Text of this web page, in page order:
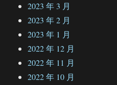
2023 年 3 月
2023 年 2 月
2023 年 1 月
2022 年 12 月
2022 年 11 月
2022 年 10 月